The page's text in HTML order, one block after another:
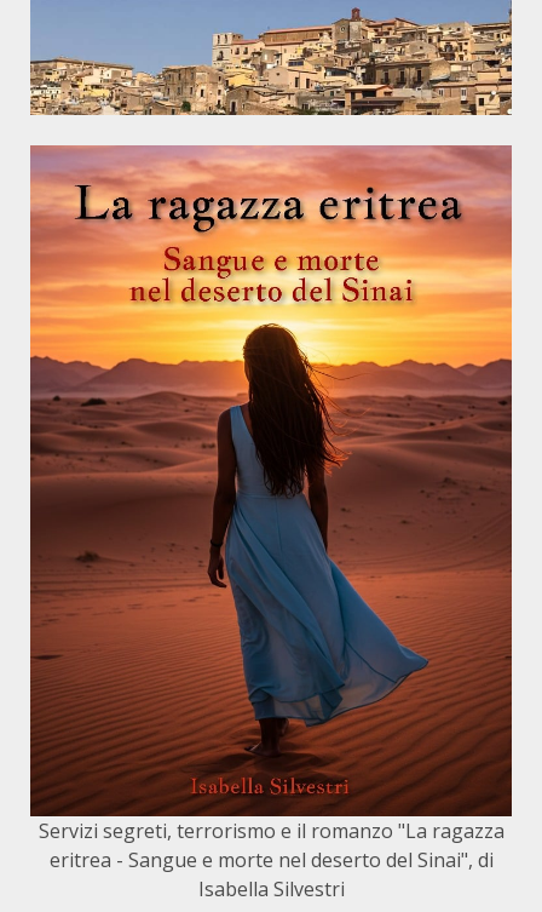
Servizi segreti, terrorismo e il romanzo "La ragazza
eritrea - Sangue e morte nel deserto del Sinai", di
Isabella Silvestri